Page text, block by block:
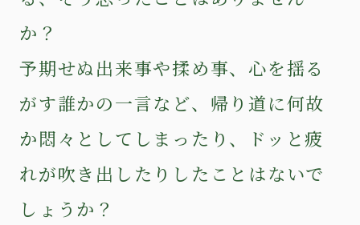
か？
予期せぬ出来事や揉め事、心を揺る
がす誰かの一言など、帰り道に何故
か悶々としてしまったり、ドッと疲
れが吹き出したりしたことはないで
しょうか？